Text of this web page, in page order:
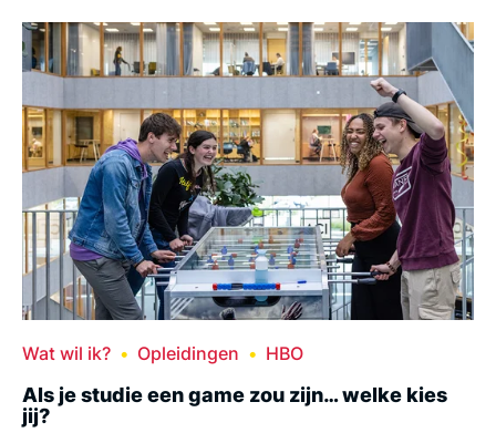
Wat wil ik? Opleidingen HBO
Als je studie een game zou zijn… welke kies
jij?